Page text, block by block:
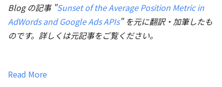
Blog の記事 "Sunset of the Average Position Metric in
AdWords and Google Ads APIs" を元に翻訳・加筆したも
のです。詳しくは元記事をご覧ください。
Read More